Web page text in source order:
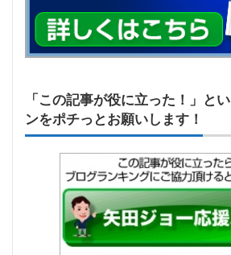
「この記事が役に立った！」と
ンをポチっとお願いします！